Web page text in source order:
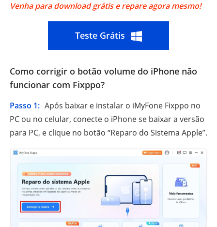
Venha para download grátis e repare agora mesmo!
Teste Grátis
Como corrigir o botão volume do iPhone não
funcionar com Fixppo?
Passo 1: Após baixar e instalar o iMyFone Fixppo no
PC ou no celular, conecte o iPhone se baixar a versão
para PC, e clique no botão “Reparo do Sistema Apple”.